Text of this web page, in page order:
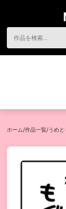
ホーム/作品一覧/うめ